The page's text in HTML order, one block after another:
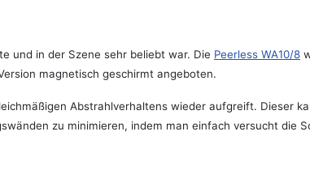
und in der Szene sehr beliebt war. Die Peerless WA10/8
magnetisch geschirmt angeboten.
Abstrahlverhaltens wieder aufgreift. Dieser
zu minimieren, indem man einfach versucht die